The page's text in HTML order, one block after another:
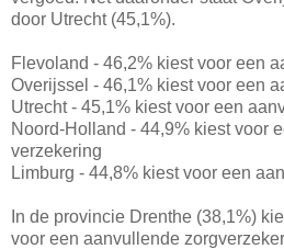
door Utrecht (45,1%).
Flevoland - 46,2% kiest voor een
Overijssel - 46,1% kiest voor een
Utrecht - 45,1% kiest voor een
Noord-Holland - 44,9% kiest voor
verzekering
Limburg - 44,8% kiest voor een
In de provincie Drenthe (38,1%)
voor een aanvullende